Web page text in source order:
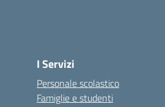
I Servizi
Personale scolastico
Famiglie e studenti